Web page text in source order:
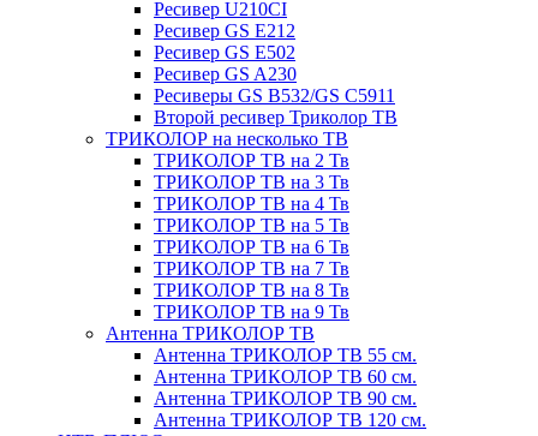
Ресивер U210CI
Ресивер GS E212
Ресивер GS E502
Ресивер GS A230
Ресиверы GS B532/GS C5911
Второй ресивер Триколор ТВ
ТРИКОЛОР на несколько ТВ
ТРИКОЛОР ТВ на 2 Тв
ТРИКОЛОР ТВ на 3 Тв
ТРИКОЛОР ТВ на 4 Тв
ТРИКОЛОР ТВ на 5 Тв
ТРИКОЛОР ТВ на 6 Тв
ТРИКОЛОР ТВ на 7 Тв
ТРИКОЛОР ТВ на 8 Тв
ТРИКОЛОР ТВ на 9 Тв
Антенна ТРИКОЛОР ТВ
Антенна ТРИКОЛОР ТВ 55 см.
Антенна ТРИКОЛОР ТВ 60 см.
Антенна ТРИКОЛОР ТВ 90 см.
Антенна ТРИКОЛОР ТВ 120 см.